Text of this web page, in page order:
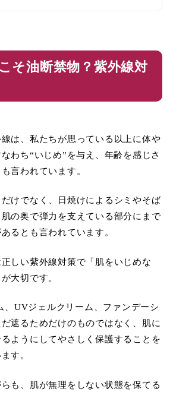
そ油断禁物？紫外線対
は、私たちが思っている以上に体や
わち“いじめ”を与え、年齢を感じさ
言われています。
けでなく、日焼けによるシミやそば
の奥で弾力を支えている部分にまで
るとも言われています。
しい紫外線対策で「肌をいじめな
大切です。
、UVジェルクリーム、ファンデーシ
遮るためだけのものではなく、肌に
ようにしてやさしく保護することを
す。
も、肌が無理をしない状態を保てる